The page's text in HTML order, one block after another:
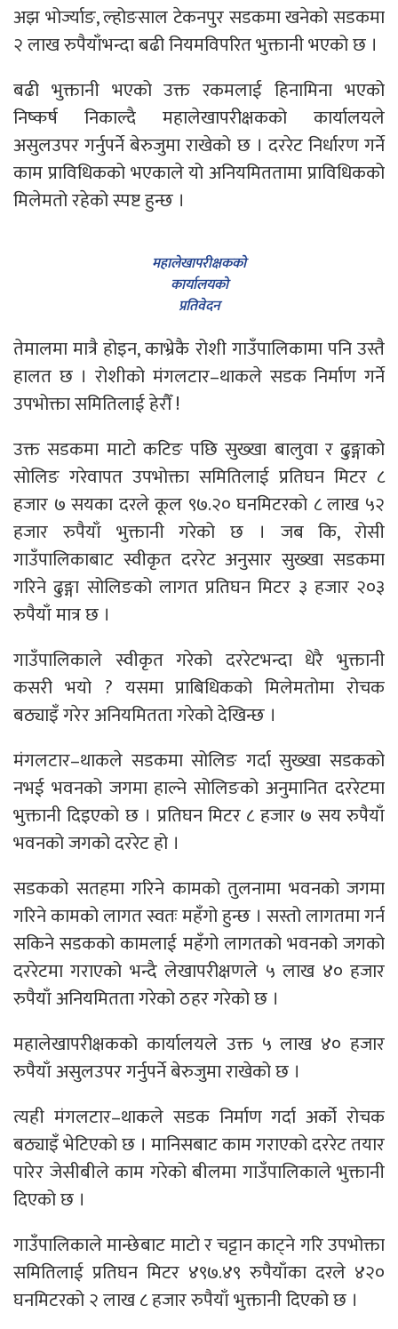
अझ भोर्ज्याङ, ल्होङसाल टेकनपुर सडकमा खनेको सडकमा
२ लाख रुपैयाँभन्दा बढी नियमविपरित भुक्तानी भएको छ ।
बढी भुक्तानी भएको उक्त रकमलाई हिनामिना भएको
निष्कर्ष निकाल्दै महालेखापरीक्षकको कार्यालयले
असुलउपर गर्नुपर्ने बेरुजुमा राखेको छ । दररेट निर्धारण गर्ने
काम प्राविधिकको भएकाले यो अनियमिततामा प्राविधिकको
मिलेमतो रहेको स्पष्ट हुन्छ ।
महालेखापरीक्षकको
कार्यालयको
प्रतिवेदन
तेमालमा मात्रै होइन, काभ्रेकै रोशी गाउँपालिकामा पनि उस्तै
हालत छ । रोशीको मंगलटार–थाकले सडक निर्माण गर्ने
उपभोक्ता समितिलाई हेरौँ !
उक्त सडकमा माटो कटिङ पछि सुख्खा बालुवा र ढुङ्गाको
सोलिङ गरेवापत उपभोक्ता समितिलाई प्रतिघन मिटर ८
हजार ७ सयका दरले कूल ९७.२० घनमिटरको ८ लाख ५२
हजार रुपैयाँ भुक्तानी गरेको छ । जब कि, रोसी
गाउँपालिकाबाट स्वीकृत दररेट अनुसार सुख्खा सडकमा
गरिने ढुङ्गा सोलिङको लागत प्रतिघन मिटर ३ हजार २०३
रुपैयाँ मात्र छ ।
गाउँपालिकाले स्वीकृत गरेको दररेटभन्दा धेरै भुक्तानी
कसरी भयो ? यसमा प्राबिधिकको मिलेमतोमा रोचक
बठ्याइँ गरेर अनियमितता गरेको देखिन्छ ।
मंगलटार–थाकले सडकमा सोलिङ गर्दा सुख्खा सडकको
नभई भवनको जगमा हाल्ने सोलिङको अनुमानित दररेटमा
भुक्तानी दिइएको छ । प्रतिघन मिटर ८ हजार ७ सय रुपैयाँ
भवनको जगको दररेट हो ।
सडकको सतहमा गरिने कामको तुलनामा भवनको जगमा
गरिने कामको लागत स्वतः महँगो हुन्छ । सस्तो लागतमा गर्न
सकिने सडकको कामलाई महँगो लागतको भवनको जगको
दररेटमा गराएको भन्दै लेखापरीक्षणले ५ लाख ४० हजार
रुपैयाँ अनियमितता गरेको ठहर गरेको छ ।
महालेखापरीक्षकको कार्यालयले उक्त ५ लाख ४० हजार
रुपैयाँ असुलउपर गर्नुपर्ने बेरुजुमा राखेको छ ।
त्यही मंगलटार–थाकले सडक निर्माण गर्दा अर्को रोचक
बठ्याइँ भेटिएको छ । मानिसबाट काम गराएको दररेट तयार
पारेर जेसीबीले काम गरेको बीलमा गाउँपालिकाले भुक्तानी
दिएको छ ।
गाउँपालिकाले मान्छेबाट माटो र चट्टान काट्ने गरि उपभोक्ता
समितिलाई प्रतिघन मिटर ४९७.४९ रुपैयाँका दरले ४२०
घनमिटरको २ लाख ८ हजार रुपैयाँ भुक्तानी दिएको छ ।